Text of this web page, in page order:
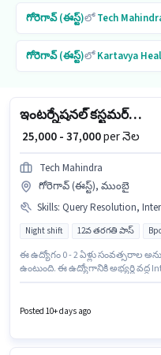
గోరెగావ్ (ఈస్ట్)లోTech
గోరెగావ్ (ఈస్ట్)లోKartavya
ఇంటర్నేషనల్ కస్టమర్ సపోర్ట్ ఎగ్జిక్యూటివ్
₹ 25,000 - 37,000per నెల
Tech Mahindra
గోరెగావ్ (ఈస్ట్), ముంబై
Skills: Query Resolution,
Night shift 12వ తరగతి పాస్
ఈ ఉద్యోగం 0 - 2 ఏళ్లు సంవత్సరాల
ఉంటుంది. ఈ ఉద్యోగానికి అభ్యర్థి వద్ద
అభ్యర్థులు తప్పనిసరిగా 12వ తరగతి
Posted 10+ days ago